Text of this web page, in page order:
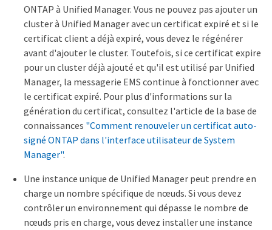
ONTAP à Unified Manager. Vous ne pouvez pas ajouter un
cluster à Unified Manager avec un certificat expiré et si le
certificat client a déjà expiré, vous devez le régénérer
avant d'ajouter le cluster. Toutefois, si ce certificat expire
pour un cluster déjà ajouté et qu'il est utilisé par Unified
Manager, la messagerie EMS continue à fonctionner avec
le certificat expiré. Pour plus d'informations sur la
génération du certificat, consultez l'article de la base de
connaissances "Comment renouveler un certificat auto-
signé ONTAP dans l'interface utilisateur de System
Manager".
Une instance unique de Unified Manager peut prendre en
charge un nombre spécifique de nœuds. Si vous devez
contrôler un environnement qui dépasse le nombre de
nœuds pris en charge, vous devez installer une instance